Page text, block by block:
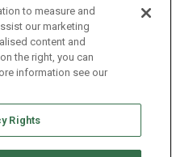
to measure and
our marketing
content and
the right, you can
information see our
Rights